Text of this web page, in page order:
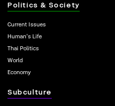
Politics & Society
Current Issues
Human’s Life
Thai Politics
World
Economy
Subculture